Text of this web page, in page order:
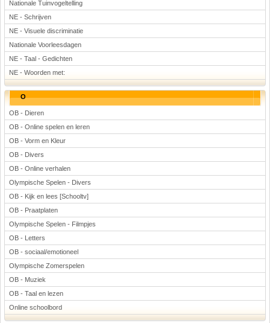
Nationale Tuinvogeltelling
NE - Schrijven
NE - Visuele discriminatie
Nationale Voorleesdagen
NE - Taal - Gedichten
NE - Woorden met:
O
OB - Dieren
OB - Online spelen en leren
OB - Vorm en Kleur
OB - Divers
OB - Online verhalen
Olympische Spelen - Divers
OB - Kijk en lees [Schooltv]
OB - Praatplaten
Olympische Spelen - Filmpjes
OB - Letters
OB - sociaal/emotioneel
Olympische Zomerspelen
OB - Muziek
OB - Taal en lezen
Online schoolbord